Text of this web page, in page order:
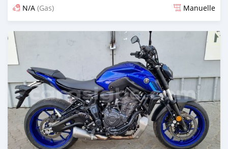
N/A (Gas) Manuelle
Publié il y a plus de 2 ans